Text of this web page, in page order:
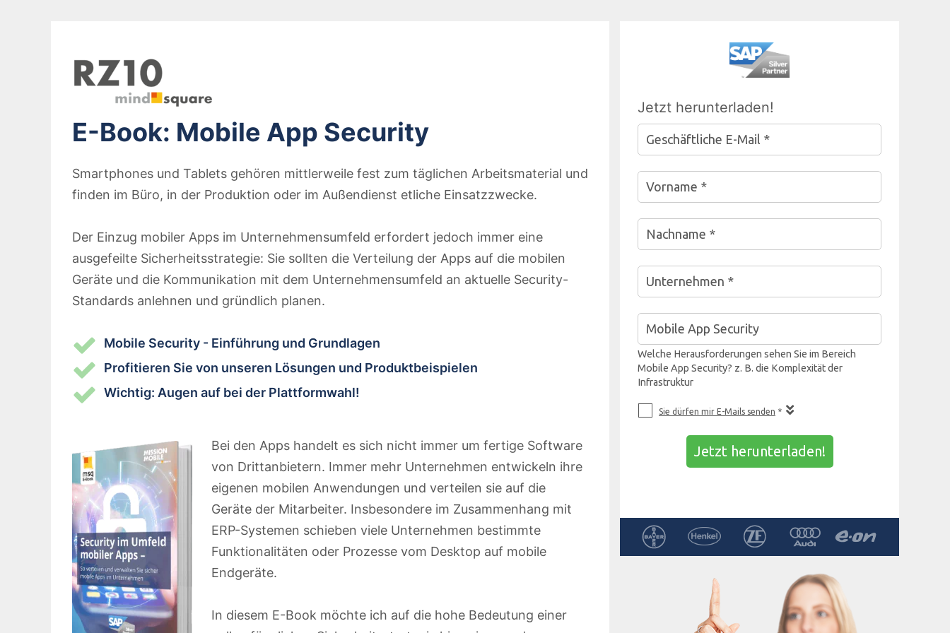
E-Book: Mobile App Security
Smartphones und Tablets gehören mittlerweile fest zum täglichen Arbeitsmaterial und
finden im Büro, in der Produktion oder im Außendienst etliche Einsatzzwecke.
Der Einzug mobiler Apps im Unternehmensumfeld erfordert jedoch immer eine
ausgefeilte Sicherheitsstrategie: Sie sollten die Verteilung der Apps auf die mobilen
Geräte und die Kommunikation mit dem Unternehmensumfeld an aktuelle Security-
Standards anlehnen und gründlich planen.
Mobile Security - Einführung und Grundlagen
Profitieren Sie von unseren Lösungen und Produktbeispielen
Wichtig: Augen auf bei der Plattformwahl!
Bei den Apps handelt es sich nicht immer um fertige Software
von Drittanbietern. Immer mehr Unternehmen entwickeln ihre
eigenen mobilen Anwendungen und verteilen sie auf die
Geräte der Mitarbeiter. Insbesondere im Zusammenhang mit
ERP-Systemen schieben viele Unternehmen bestimmte
Funktionalitäten oder Prozesse vom Desktop auf mobile
Endgeräte.
In diesem E-Book möchte ich auf die hohe Bedeutung einer
Jetzt herunterladen!